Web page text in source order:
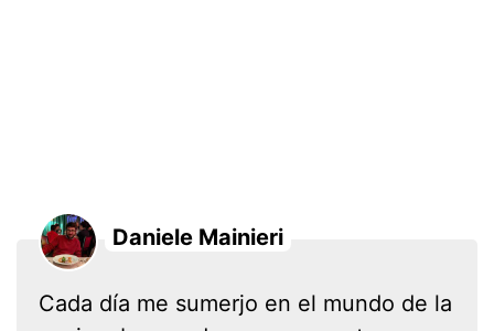
Daniele Mainieri
Cada día me sumerjo en el mundo de la